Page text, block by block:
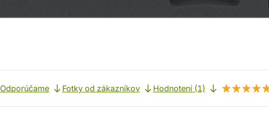
Odporúčame Fotky od zákazníkov Hodnotení (1)